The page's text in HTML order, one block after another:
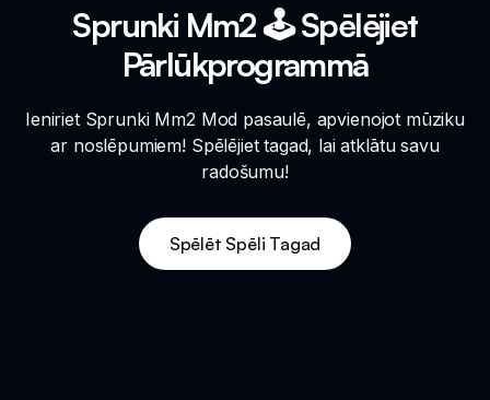
Sprunki Mm2 🕹️ Spēlējiet
Pārlūkprogrammā
Ieniriet Sprunki Mm2 Mod pasaulē, apvienojot mūziku
ar noslēpumiem! Spēlējiet tagad, lai atklātu savu
radošumu!
Spēlēt Spēli Tagad